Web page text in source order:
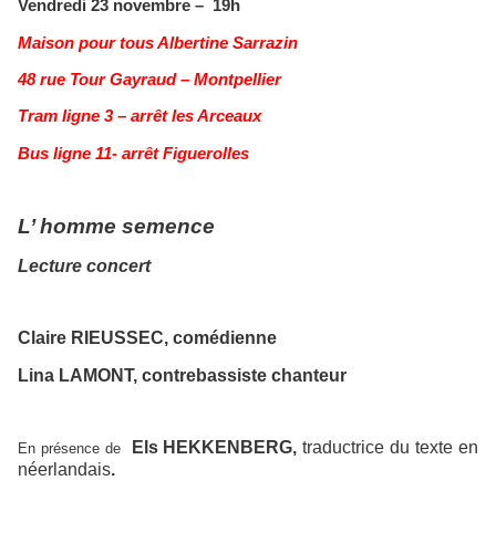
Vendredi 23 novembre – 19h
Maison pour tous Albertine Sarrazin
48 rue Tour Gayraud – Montpellier
Tram ligne 3 – arrêt les Arceaux
Bus ligne 11- arrêt Figuerolles
L’ homme semence
Lecture concert
Claire RIEUSSEC, comédienne
Lina LAMONT, contrebassiste chanteur
En présence de Els HEKKENBERG,traductrice du texte en
néerlandais.